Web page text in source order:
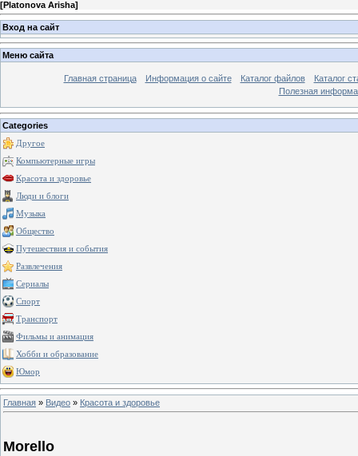
[Platonova Arisha]
Вход на сайт
Меню сайта
Главная страница Информация о сайте Каталог файлов
Каталог
Полезная
Categories
Другое
Компьютерные игры
Красота и здоровье
Люди и блоги
Музыка
Общество
Путешествия и события
Развлечения
Сериалы
Спорт
Транспорт
Фильмы и анимация
Хобби и образование
Юмор
Главная » Видео » Красота и здоровье
Morello